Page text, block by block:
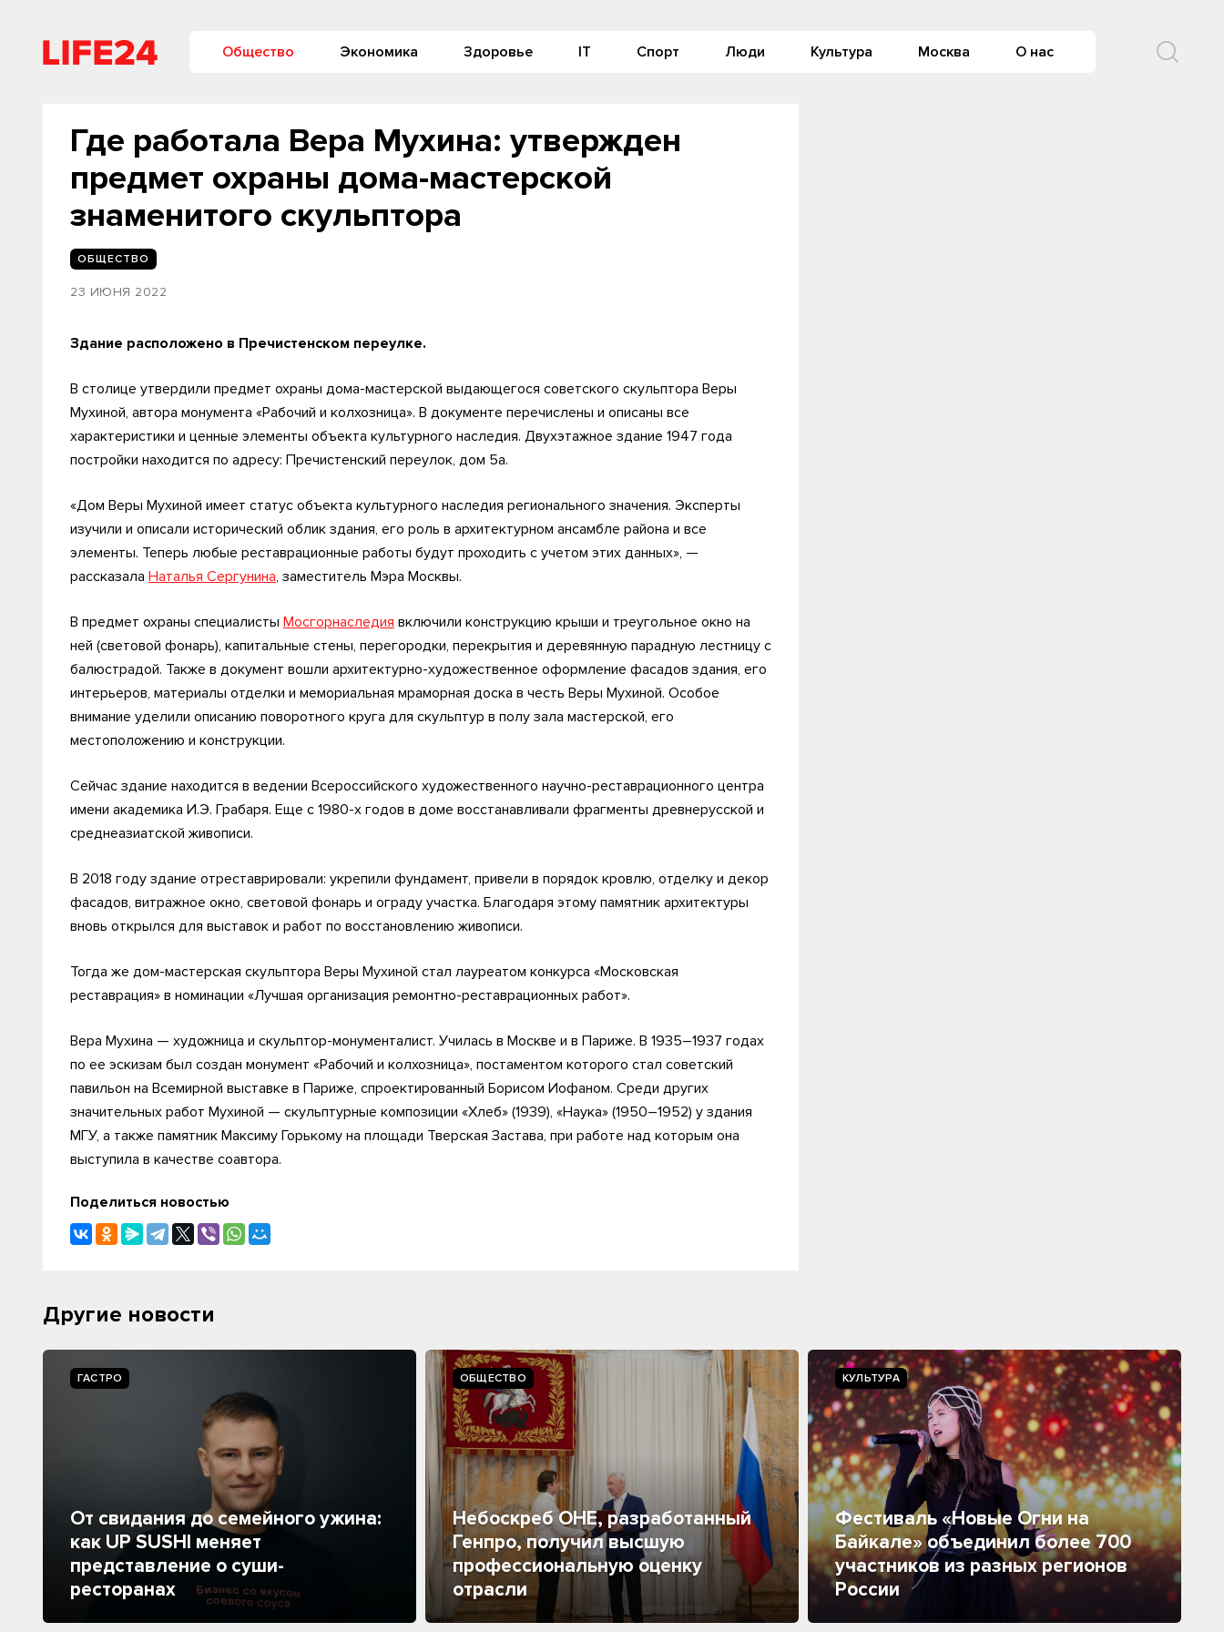
Общество Экономика Здоровье IT Спорт Люди Культура Москва О нас
Где работала Вера Мухина: утвержден
предмет охраны дома-мастерской
знаменитого скульптора
ОБЩЕСТВО
23 ИЮНЯ 2022
Здание расположено в Пречистенском переулке.
В столице утвердили предмет охраны дома-мастерской выдающегося советского скульптора Веры
Мухиной, автора монумента «Рабочий и колхозница». В документе перечислены и описаны все
характеристики и ценные элементы объекта культурного наследия. Двухэтажное здание 1947 года
постройки находится по адресу: Пречистенский переулок, дом 5а.
«Дом Веры Мухиной имеет статус объекта культурного наследия регионального значения. Эксперты
изучили и описали исторический облик здания, его роль в архитектурном ансамбле района и все
элементы. Теперь любые реставрационные работы будут проходить с учетом этих данных», —
рассказала Наталья Сергунина, заместитель Мэра Москвы.
В предмет охраны специалисты Мосгорнаследия включили конструкцию крыши и треугольное окно на
ней (световой фонарь), капитальные стены, перегородки, перекрытия и деревянную парадную лестницу с
балюстрадой. Также в документ вошли архитектурно-художественное оформление фасадов здания, его
интерьеров, материалы отделки и мемориальная мраморная доска в честь Веры Мухиной. Особое
внимание уделили описанию поворотного круга для скульптур в полу зала мастерской, его
местоположению и конструкции.
Сейчас здание находится в ведении Всероссийского художественного научно-реставрационного центра
имени академика И.Э. Грабаря. Еще с 1980-х годов в доме восстанавливали фрагменты древнерусской и
среднеазиатской живописи.
В 2018 году здание отреставрировали: укрепили фундамент, привели в порядок кровлю, отделку и декор
фасадов, витражное окно, световой фонарь и ограду участка. Благодаря этому памятник архитектуры
вновь открылся для выставок и работ по восстановлению живописи.
Тогда же дом-мастерская скульптора Веры Мухиной стал лауреатом конкурса «Московская
реставрация» в номинации «Лучшая организация ремонтно-реставрационных работ».
Вера Мухина — художница и скульптор-монументалист. Училась в Москве и в Париже. В 1935–1937 годах
по ее эскизам был создан монумент «Рабочий и колхозница», постаментом которого стал советский
павильон на Всемирной выставке в Париже, спроектированный Борисом Иофаном. Среди других
значительных работ Мухиной — скульптурные композиции «Хлеб» (1939), «Наука» (1950–1952) у здания
МГУ, а также памятник Максиму Горькому на площади Тверская Застава, при работе над которым она
выступила в качестве соавтора.
Поделиться новостью
Другие новости
ГАСТРО
От свидания до семейного ужина:
как UP SUSHI меняет
представление о суши-
ресторанах
ОБЩЕСТВО
Небоскреб ОНЕ, разработанный
Генпро, получил высшую
профессиональную оценку
отрасли
КУЛЬТУРА
Фестиваль «Новые Огни на
Байкале» объединил более 700
участников из разных регионов
России